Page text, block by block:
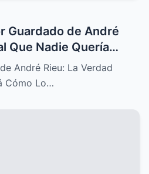
Guardado de André
Que Nadie Quería
André Rieu: La Verdad
Cómo Lo…